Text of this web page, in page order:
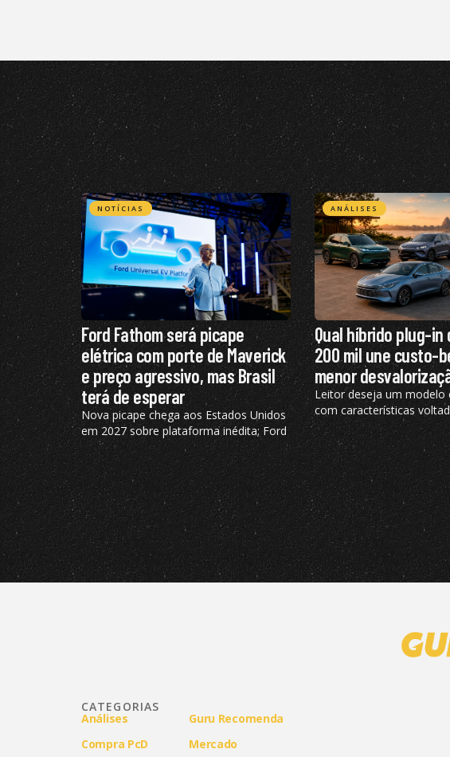
NOTÍCIAS
Ford Fathom será picape
elétrica com porte de Maverick
e preço agressivo, mas Brasil
terá de esperar
Nova picape chega aos Estados Unidos
em 2027 sobre plataforma inédita; Ford
diz ao que modelo não está nos planos
para o Brasil no momento
ANÁLISES
Qual híbrido plug-in
200 mil une custo-
menor
Leitor deseja um modelo
com características
financeiro do produto e
análise completa
CATEGORIAS
Análises
Compra PcD
Guru Recomenda
Mercado